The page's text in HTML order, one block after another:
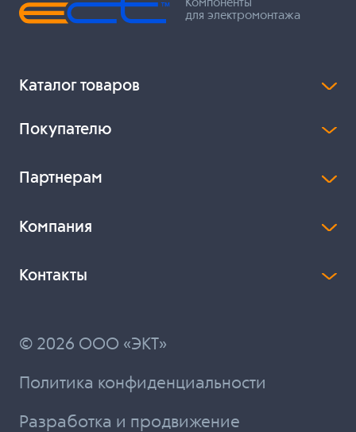
Компоненты
для электромонтажа
Каталог товаров
Покупателю
Партнерам
Компания
Контакты
© 2026 ООО «ЭКТ»
Политика конфиденциальности
Разработка и продвижение